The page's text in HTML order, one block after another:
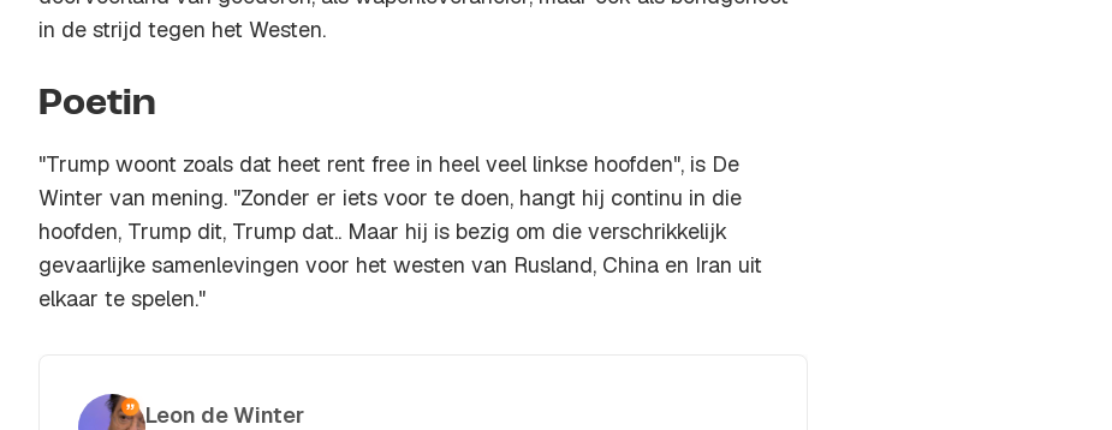
in de strijd tegen het Westen.
Poetin
"Trump woont zoals dat heet rent free in heel veel linkse hoofden", is De
Winter van mening. "Zonder er iets voor te doen, hangt hij continu in die
hoofden, Trump dit, Trump dat.. Maar hij is bezig om die verschrikkelijk
gevaarlijke samenlevingen voor het westen van Rusland, China en Iran uit
elkaar te spelen."
Leon de Winter